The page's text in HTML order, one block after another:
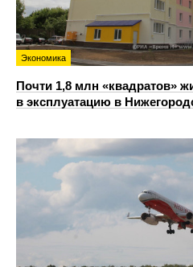
Экономика
Почти 1,8 млн «квадратов»
в эксплуатацию в